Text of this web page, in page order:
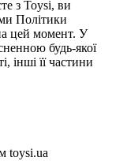
з Toysi, ви
Політики
цей момент. У
будь-якої
інші її частини
toysi.ua